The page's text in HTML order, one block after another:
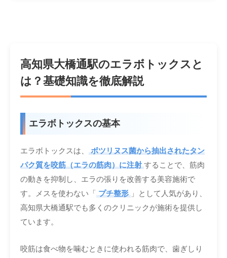
高知県大橋通駅のエラボトックスと
は？基礎知識を徹底解説
エラボトックスの基本
エラボトックスは、
ボツリヌス菌から抽出されたタン
パク質を咬筋（エラの筋肉）に注射 することで、筋肉
の動きを抑制し、エラの張りを改善する美容施術で
す。メスを使わない「 プチ整形 」として人気があり、
高知県大橋通駅でも多くのクリニックが施術を提供し
ています。
咬筋は食べ物を噛むときに使われる筋肉で、歯ぎしり